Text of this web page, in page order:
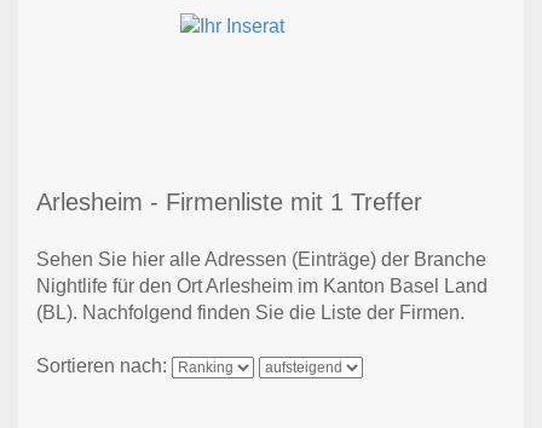
Arlesheim - Firmenliste mit 1 Treffer
Sehen Sie hier alle Adressen (Einträge) der Branche
Nightlife für den Ort Arlesheim im Kanton Basel Land
(BL). Nachfolgend finden Sie die Liste der Firmen.
Sortieren nach: